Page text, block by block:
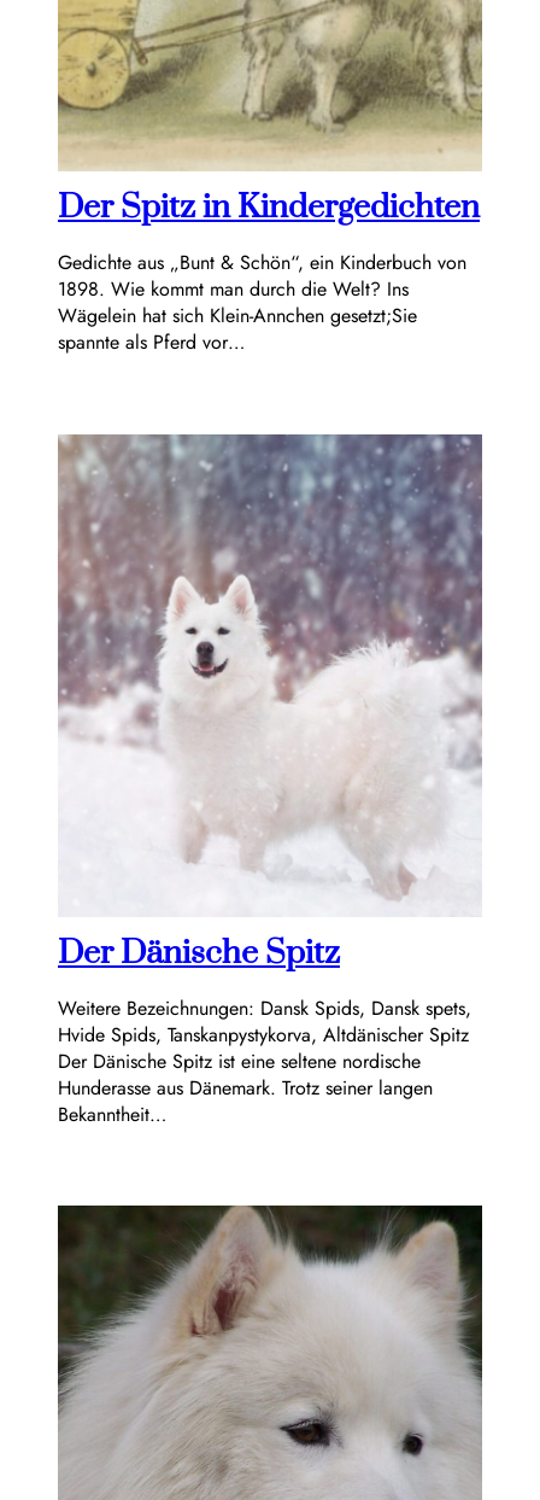
Der Spitz in Kindergedichten
Gedichte aus „Bunt & Schön“, ein Kinderbuch von
1898. Wie kommt man durch die Welt? Ins
Wägelein hat sich Klein-Annchen gesetzt;Sie
spannte als Pferd vor…
Der Dänische Spitz
Weitere Bezeichnungen: Dansk Spids, Dansk spets,
Hvide Spids, Tanskanpystykorva, Altdänischer Spitz
Der Dänische Spitz ist eine seltene nordische
Hunderasse aus Dänemark. Trotz seiner langen
Bekanntheit…